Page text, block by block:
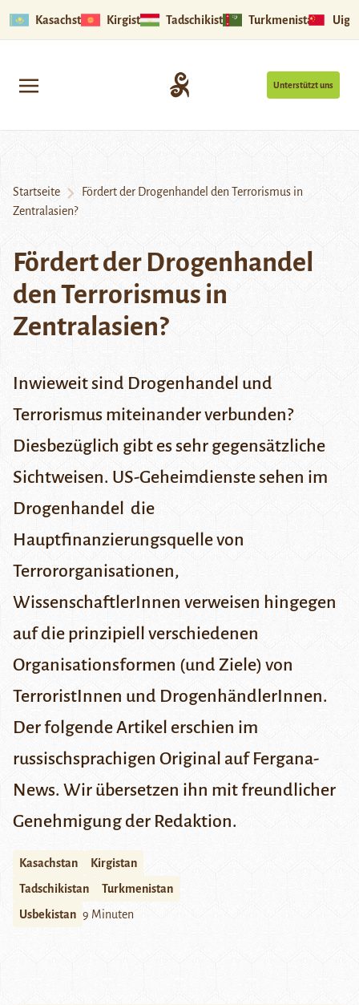
Kasachstan Kirgistan Tadschikistan Turkmenistan
Unterstützt uns
Startseite
Fördert der Drogenhandel den Terrorismus in
Zentralasien?
Fördert der Drogenhandel
den Terrorismus in
Zentralasien?
Inwieweit sind Drogenhandel und
Terrorismus miteinander verbunden?
Diesbezüglich gibt es sehr gegensätzliche
Sichtweisen. US-Geheimdienste sehen im
Drogenhandel die
Hauptfinanzierungsquelle von
Terrororganisationen,
WissenschaftlerInnen verweisen hingegen
auf die prinzipiell verschiedenen
Organisationsformen (und Ziele) von
TerroristInnen und DrogenhändlerInnen.
Der folgende Artikel erschien im
russischsprachigen Original auf Fergana-
News. Wir übersetzen ihn mit freundlicher
Genehmigung der Redaktion.
Kasachstan
Kirgistan
Tadschikistan
Turkmenistan
Usbekistan 9 Minuten